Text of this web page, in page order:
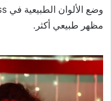
مظهر طبيعي أكثر.